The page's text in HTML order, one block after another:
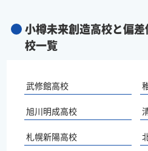
小樽未来創造高校と偏
校一覧
武修館高校
旭川明成高校
札幌新陽高校